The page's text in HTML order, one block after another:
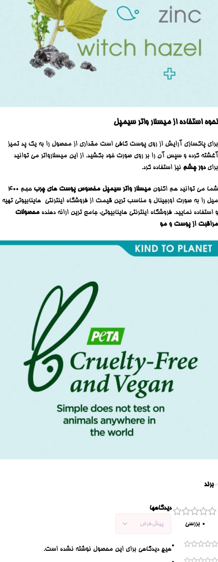
نحوه استفاده از میسلار واتر سیمپل
برای پاکسازی آرایش از روی پوست کافی است مقداری از محصول را به یک پد تمیز
آغشته کرده و سپس آن را بر روی صورت خود بکشید. از این میسلارواتر می توانید
برایدور چشم نیز استفاده کرد.
شما می توانید هم اکنون میسلار واتر سیمپل مخصوص پوست های چرب
حجم 400
میل را به صورت اورجینال و مناسب ترین قیمت از فروشگاه اینترنتی هاینابیوتی تهیه
و استفاده نمایید. فروشگاه اینترنتی هاینابیوتی، جامع ترین ارائه دهندهمحصولات
مراقبت از پوست و مو
برند
0 بررسی
0
دیدگاهها
هیچ دیدگاهی برای این محصول نوشته نشده است.